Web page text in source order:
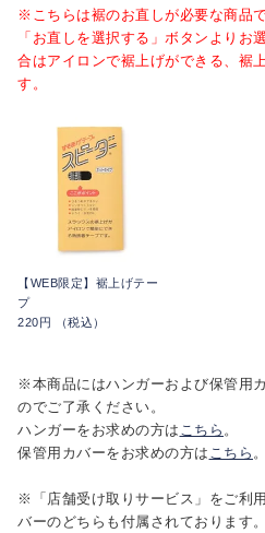
※こちらは裾のお直しが必要な商品
「お直しを選択する」ボタンよりお
合はアイロンで裾上げができる、裾
す。
【WEB限定】裾上げテー
プ
220円 （税込）
※本商品にはハンガーおよび保管用
のでご了承ください。
ハンガーをお求めの方は こちら 。
保管用カバーをお求めの方は こちら 。
※「店舗受け取りサービス」をご利
バーのどちらも付属されております。